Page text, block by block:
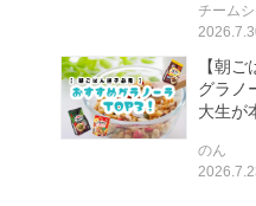
チーム
【朝ご
グラノ
大生が
のん